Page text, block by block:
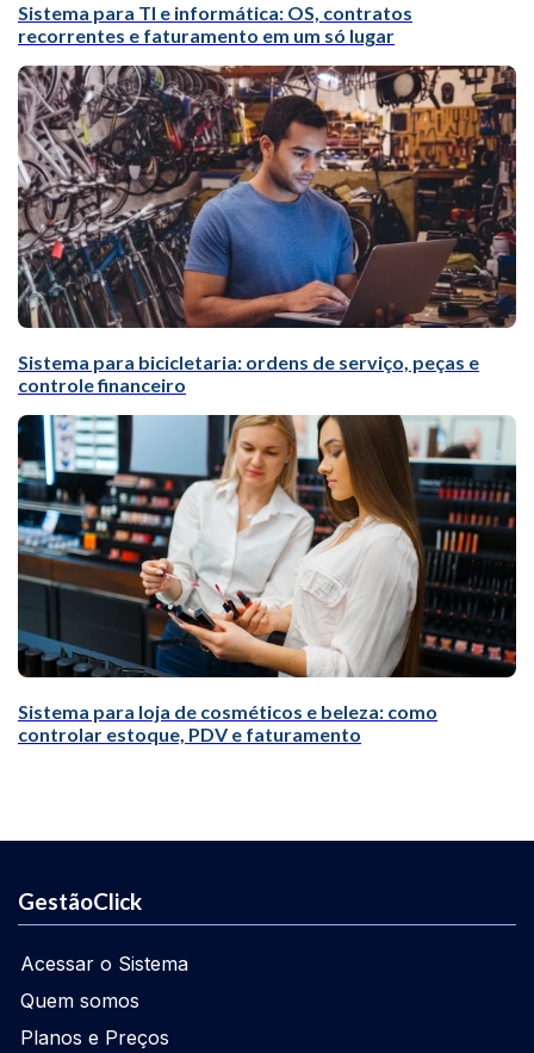
Sistema para TI e informática: OS, contratos
recorrentes e faturamento em um só lugar
Sistema para bicicletaria: ordens de serviço, peças e
controle financeiro
Sistema para loja de cosméticos e beleza: como
controlar estoque, PDV e faturamento
GestãoClick
Acessar o Sistema
Quem somos
Planos e Preços